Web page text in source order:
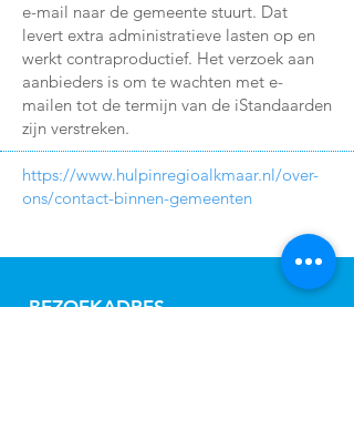
e-mail naar de gemeente stuurt. Dat
levert extra administratieve lasten op en
werkt contraproductief. Het verzoek aan
aanbieders is om te wachten met e-
mailen tot de termijn van de iStandaarden
zijn verstreken.
https://www.hulpinregioalkmaar.nl/over-
ons/contact-binnen-gemeenten
BEZOEKADRES